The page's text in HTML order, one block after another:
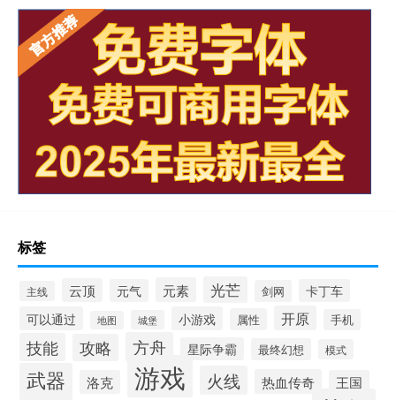
标签
主线 云顶 元气 元素 光芒 剑网 卡丁车
可以通过 地图 城堡 小游戏 属性 开原 手机
技能 攻略 方舟 星际争霸 最终幻想 模式
武器 洛克 游戏 火线 热血传奇 王国